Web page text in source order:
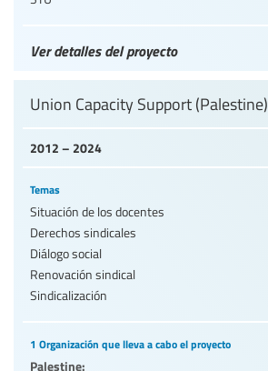
Ver detalles del proyecto
2012 – 2024
Union Capacity Support (Palestine)
Temas
Situación de los docentes
Derechos sindicales
Diálogo social
Renovación sindical
Sindicalización
1 Organización que lleva a cabo el proyecto
Palestine: